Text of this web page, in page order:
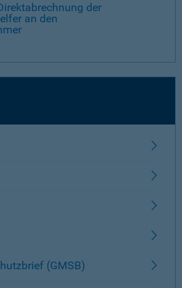
der
an den
(GMSB)